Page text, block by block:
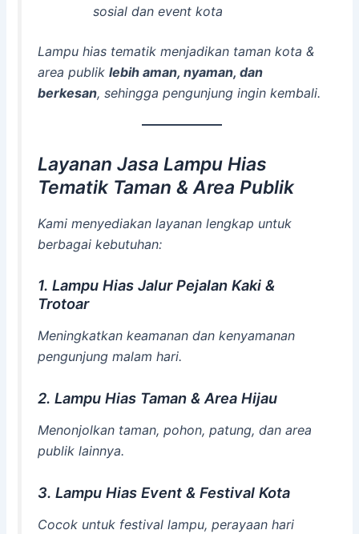
sosial dan event kota
Lampu hias tematik menjadikan taman kota &
area publiklebih aman, nyaman, dan
berkesan, sehingga pengunjung ingin kembali.
Layanan Jasa Lampu Hias
Tematik Taman & Area Publik
Kami menyediakan layanan lengkap untuk
berbagai kebutuhan:
1. Lampu Hias Jalur Pejalan Kaki &
Trotoar
Meningkatkan keamanan dan kenyamanan
pengunjung malam hari.
2. Lampu Hias Taman & Area Hijau
Menonjolkan taman, pohon, patung, dan area
publik lainnya.
3. Lampu Hias Event & Festival Kota
Cocok untuk festival lampu, perayaan hari